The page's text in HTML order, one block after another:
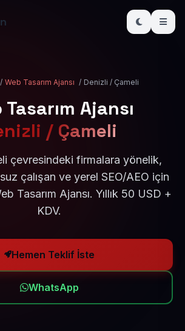
/ Web Tasarım Ajansı / Denizli / Çameli
Tasarım Ajansı
/ Çameli
çevresindeki firmalara yönelik,
çalışan ve yerel SEO/AEO için
Tasarım Ajansı. Yıllık 50 USD +
KDV.
Hemen Teklif İste
WhatsApp